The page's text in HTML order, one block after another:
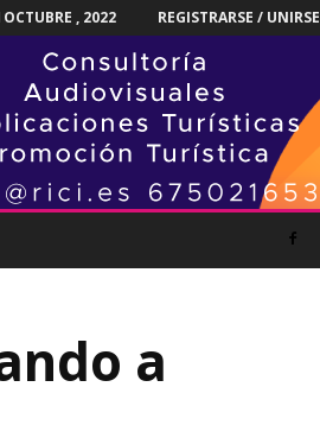
OCTUBRE , 2022 REGISTRARSE / UNIRSE
a